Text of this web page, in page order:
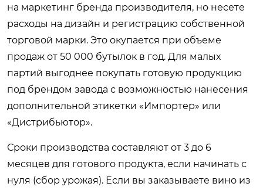
на маркетинг бренда производителя, но несете
расходы на дизайн и регистрацию собственной
торговой марки. Это окупается при объеме
продаж от 50 000 бутылок в год. Для малых
партий выгоднее покупать готовую продукцию
под брендом завода с возможностью нанесения
дополнительной этикетки «Импортер» или
«Дистрибьютор».
Сроки производства составляют от 3 до 6
месяцев для готового продукта, если начинать с
нуля (сбор урожая). Если вы заказываете вино из